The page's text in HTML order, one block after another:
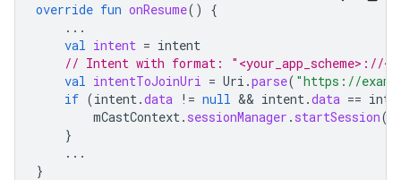
override fun onResume()
{
...
val intent = intent
// Intent with format: "<your_app_scheme>://
val intentToJoinUri = Uri .parse( "https://
if (intent.data != null && intent.data ==
mCastContext. sessionManager . startSession(
}
...
}